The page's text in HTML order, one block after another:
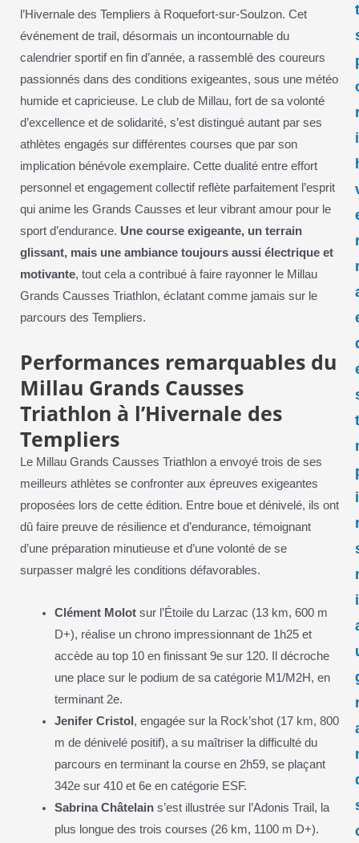
l’Hivernale des Templiers à Roquefort-sur-Soulzon. Cet
événement de trail, désormais un incontournable du
calendrier sportif en fin d’année, a rassemblé des coureurs
passionnés dans des conditions exigeantes, sous une météo
humide et capricieuse. Le club de Millau, fort de sa volonté
d’excellence et de solidarité, s’est distingué autant par ses
athlètes engagés sur différentes courses que par son
implication bénévole exemplaire. Cette dualité entre effort
personnel et engagement collectif reflète parfaitement l’esprit
qui anime les Grands Causses et leur vibrant amour pour le
sport d’endurance. Une course exigeante, un terrain
glissant, mais une ambiance toujours aussi électrique et
motivante, tout cela a contribué à faire rayonner le Millau
Grands Causses Triathlon, éclatant comme jamais sur le
parcours des Templiers.
Performances remarquables du
Millau Grands Causses
Triathlon à l’Hivernale des
Templiers
Le Millau Grands Causses Triathlon a envoyé trois de ses
meilleurs athlètes se confronter aux épreuves exigeantes
proposées lors de cette édition. Entre boue et dénivelé, ils ont
dû faire preuve de résilience et d’endurance, témoignant
d’une préparation minutieuse et d’une volonté de se
surpasser malgré les conditions défavorables.
Clément Molot sur l’Étoile du Larzac (13 km, 600 m
D+), réalise un chrono impressionnant de 1h25 et
accède au top 10 en finissant 9e sur 120. Il décroche
une place sur le podium de sa catégorie M1/M2H, en
terminant 2e.
Jenifer Cristol , engagée sur la Rock’shot (17 km, 800
m de dénivelé positif), a su maîtriser la difficulté du
parcours en terminant la course en 2h59, se plaçant
342e sur 410 et 6e en catégorie ESF.
Sabrina Châtelain s’est illustrée sur l’Adonis Trail, la
plus longue des trois courses (26 km, 1100 m D+).